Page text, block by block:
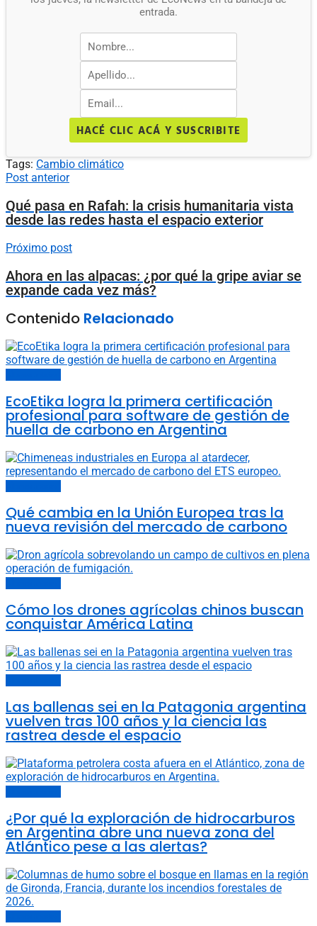
entrada.
HACÉ CLIC ACÁ Y SUSCRIBITE
Tags: Cambio climático
Post anterior
Qué pasa en Rafah: la crisis humanitaria vista
desde las redes hasta el espacio exterior
Próximo post
Ahora en las alpacas: ¿por qué la gripe aviar se
expande cada vez más?
Contenido Relacionado
EcoEtika logra la primera certificación
profesional para software de gestión de
huella de carbono en Argentina
Qué cambia en la Unión Europea tras la
nueva revisión del mercado de carbono
Cómo los drones agrícolas chinos buscan
conquistar América Latina
Las ballenas sei en la Patagonia argentina
vuelven tras 100 años y la ciencia las
rastrea desde el espacio
¿Por qué la exploración de hidrocarburos
en Argentina abre una nueva zona del
Atlántico pese a las alertas?